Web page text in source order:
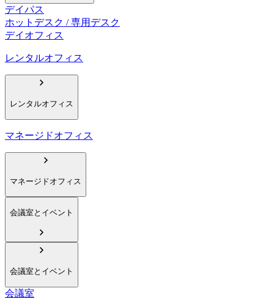
デイパス
ホットデスク / 専用デスク
デイオフィス
レンタルオフィス
レンタルオフィス
マネージドオフィス
マネージドオフィス
会議室とイベント
会議室とイベント
会議室